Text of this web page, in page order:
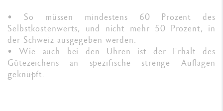
• So müssen mindestens 60 Prozent des
Selbstkostenwerts, und nicht mehr 50 Prozent, in
der Schweiz ausgegeben werden.
• Wie auch bei den Uhren ist der Erhalt des
Gütezeichens an spezifische strenge Auflagen
geknüpft.